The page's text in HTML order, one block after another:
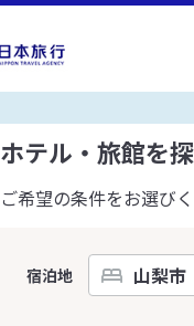
ホテル・旅館を
ご希望の条件をお選び
宿泊地